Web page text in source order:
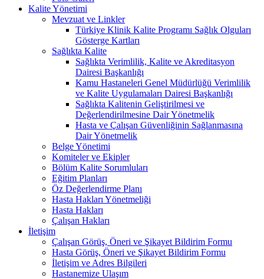
Kalite Yönetimi
Mevzuat ve Linkler
Türkiye Klinik Kalite Programı Sağlık Olguları
Gösterge Kartları
Sağlıkta Kalite
Sağlıkta Verimlilik, Kalite ve Akreditasyon
Dairesi Başkanlığı
Kamu Hastaneleri Genel Müdürlüğü Verimlilik
ve Kalite Uygulamaları Dairesi Başkanlığı
Sağlıkta Kalitenin Geliştirilmesi ve
Değerlendirilmesine Dair Yönetmelik
Hasta ve Çalışan Güvenliğinin Sağlanmasına
Dair Yönetmelik
Belge Yönetimi
Komiteler ve Ekipler
Bölüm Kalite Sorumluları
Eğitim Planları
Öz Değerlendirme Planı
Hasta Hakları Yönetmeliği
Hasta Hakları
Çalışan Hakları
İletişim
Çalışan Görüş, Öneri ve Şikayet Bildirim Formu
Hasta Görüş, Öneri ve Şikayet Bildirim Formu
İletişim ve Adres Bilgileri
Hastanemize Ulaşım